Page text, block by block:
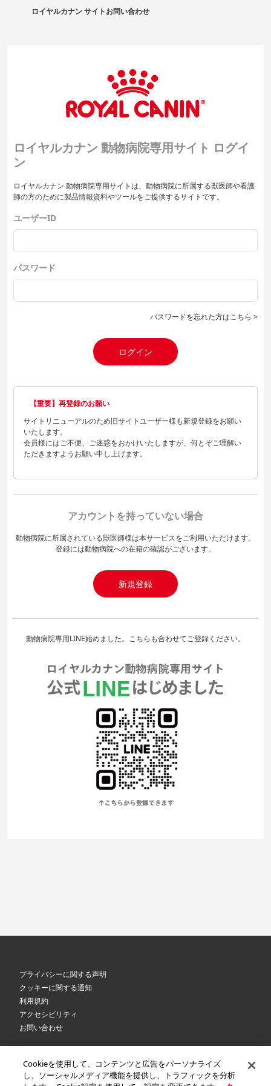
ロイヤルカナン サイトお問い合わせ
ロイヤルカナン 動物病院専用サイト ログイ
ン
ロイヤルカナン 動物病院専用サイトは、動物病院に所属する獣医師や看護
師の方のために製品情報資料やツールをご提供するサイトです。
ユーザーID
パスワード
パスワードを忘れた方はこちら >
ログイン
【重要】再登録のお願い
サイトリニューアルのため旧サイトユーザー様も新規登録をお願い
いたします。
会員様にはご不便、ご迷惑をおかけいたしますが、何とぞご理解い
ただきますようお願い申し上げます。
アカウントを持っていない場合
動物病院に所属されている獣医師様は本サービスをご利用いただけます。
登録には動物病院への在籍の確認がございます。
新規登録
動物病院専用LINE始めました。こちらも合わせてご登録ください。
プライバシーに関する声明
クッキーに関する通知
利用規約
アクセシビリティ
お問い合わせ
2026 Royal Canin SAS. All rights reserved. An Affiliate of Mars, Incorporated.
Cookieを使用して、コンテンツと広告をパーソナライズ
し、ソーシャルメディア機能を提供し、トラフィックを分析